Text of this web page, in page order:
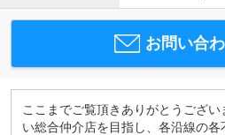
お問い合
ここまでご覧頂きありがとうござ
い総合仲介店を目指し、各沿線の